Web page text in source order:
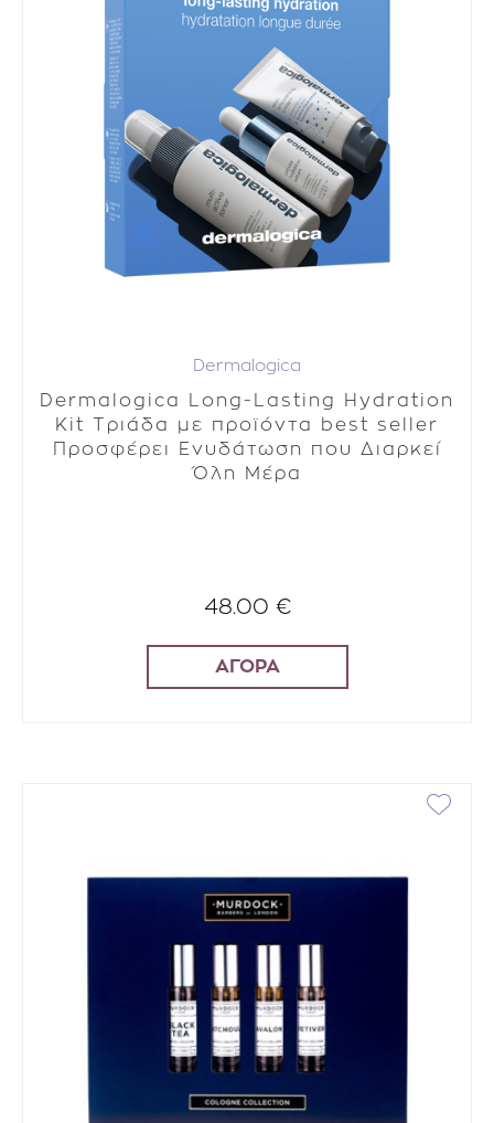
Dermalogica
Dermalogica Long-Lasting Hydration
Kit Τριάδα με προϊόντα best seller
Προσφέρει Ενυδάτωση που Διαρκεί
Όλη Μέρα
48.00 €
ΑΓΟΡΑ